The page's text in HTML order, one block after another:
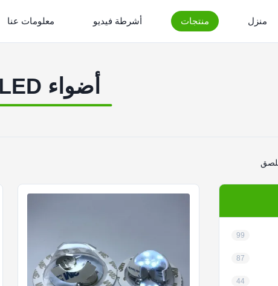
منزل منتجات أشرطة فيديو معلومات عنا
أضواء LED ملصق
99
87
44